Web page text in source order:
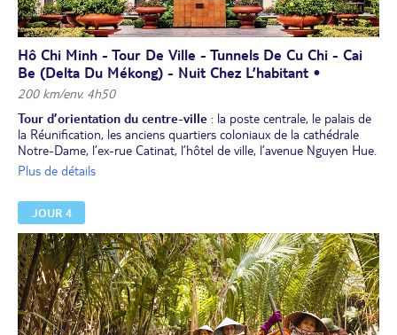
Hô Chi Minh - Tour De Ville - Tunnels De Cu Chi - Cai
Be (delta Du Mékong) - Nuit Chez L’habitant •
200 km/env. 4h50
Tour d’orientation du centre-ville : la poste centrale, le palais de
la Réunification, les anciens quartiers coloniaux de la cathédrale
Notre-Dame, l’ex-rue Catinat, l’hôtel de ville, l’avenue Nguyen Hue.
Route versCu Chi et visite des réseaux de tunnels
dans ledelta du Mékong
labyrinthes de cours d’eau, découverte en bateau traditionnel
etvisite d’ateliers artisanaux.
Déjeuner en cours de route.
Transfert chez votre famille d’accueil etinitiation à la cuisine
localeavec le "bánh xèo", une crêpe chaude croustillante et garnie.
Dîner etnuit chez l’habitant(confort sommaire et habitat collectif
- voir la rubrique "hébergement" et les photos de la fiche
programme).
Plus de détails
JOUR 4